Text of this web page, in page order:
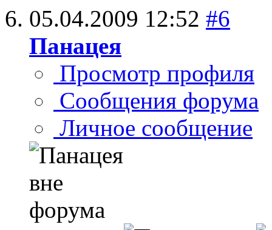
05.04.2009 12:52 #6
Панацея
Просмотр профиля
Сообщения форума
Личное сообщение